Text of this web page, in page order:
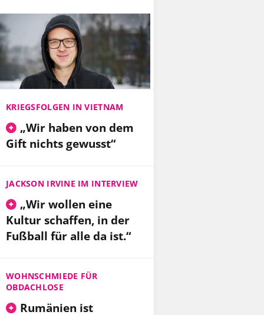
Kenny Kenner kennt sich mit Wölfen aus – und sucht
KRIEGSFOLGEN IN VIETNAM
„Wir haben von dem
Gift nichts gewusst“
JACKSON IRVINE IM INTERVIEW
„Wir wollen eine
Kultur schaffen, in der
Fußball für alle da ist.“
WOHNSCHMIEDE FÜR
OBDACHLOSE
Rumänien ist